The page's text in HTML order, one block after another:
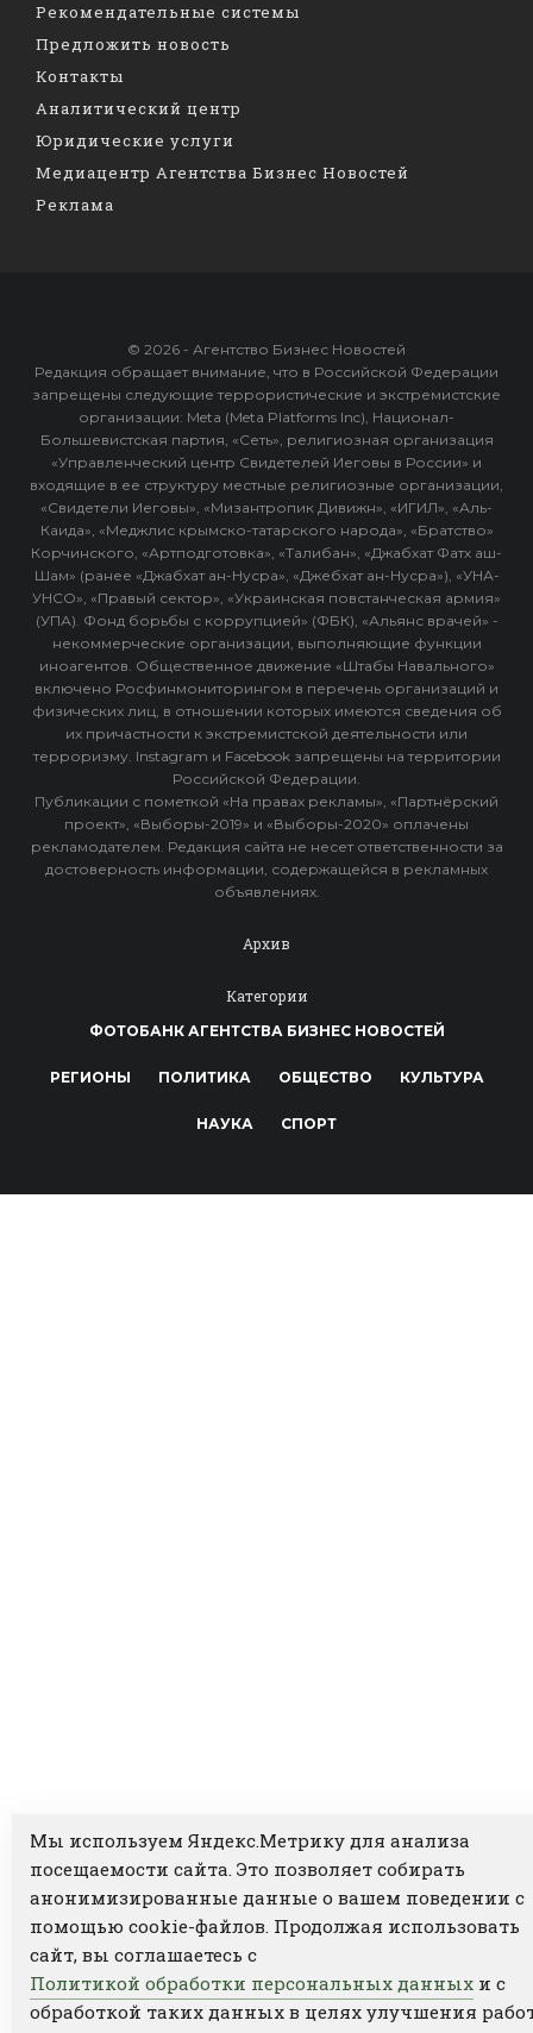
Рекомендательные системы
Предложить новость
Контакты
Аналитический центр
Юридические услуги
Медиацентр Агентства Бизнес Новостей
Реклама
© 2026 - Агентство Бизнес Новостей
Редакция обращает внимание, что в Российской Федерации
запрещены следующие террористические и экстремистские
организации: Meta (Meta Platforms Inc), Национал-
Большевистская партия, «Сеть», религиозная организация
«Управленческий центр Свидетелей Иеговы в России» и
входящие в ее структуру местные религиозные организации,
«Свидетели Иеговы», «Мизантропик Дивижн», «ИГИЛ», «Аль-
Каида», «Меджлис крымско-татарского народа», «Братство»
Корчинского, «Артподготовка», «Талибан», «Джабхат Фатх аш-
Шам» (ранее «Джабхат ан-Нусра», «Джебхат ан-Нусра»), «УНА-
УНСО», «Правый сектор», «Украинская повстанческая армия»
(УПА). Фонд борьбы с коррупцией» (ФБК), «Альянс врачей» -
некоммерческие организации, выполняющие функции
иноагентов. Общественное движение «Штабы Навального»
включено Росфинмониторингом в перечень организаций и
физических лиц, в отношении которых имеются сведения об
их причастности к экстремистской деятельности или
терроризму. Instagram и Facebook запрещены на территории
Российской Федерации.
Публикации с пометкой «На правах рекламы», «Партнёрский
проект», «Выборы-2019» и «Выборы-2020» оплачены
рекламодателем. Редакция сайта не несет ответственности за
достоверность информации, содержащейся в рекламных
объявлениях.
Архив
Категории
ФОТОБАНК АГЕНТСТВА БИЗНЕС НОВОСТЕЙ
РЕГИОНЫ ПОЛИТИКА ОБЩЕСТВО КУЛЬТУРА
НАУКА СПОРТ
Мы используем Яндекс.Метрику для анализа
посещаемости сайта. Это позволяет собирать
анонимизированные данные о вашем поведении с
помощью cookie-файлов. Продолжая использовать
сайт, вы соглашаетесь с
Политикой обработки персональных данных и с
обработкой таких данных в целях улучшения